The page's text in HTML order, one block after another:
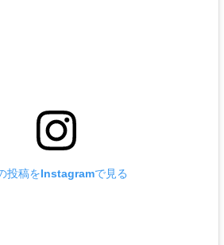
投稿をInstagramで見る